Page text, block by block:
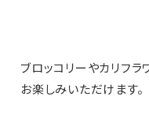
ブロッコリーやカリフ
お楽しみいただけます。